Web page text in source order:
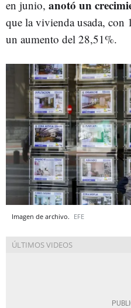
en junio, anotó un
que la vivienda usada, con
un aumento del 28,51%.
Imagen de archivo. EFE